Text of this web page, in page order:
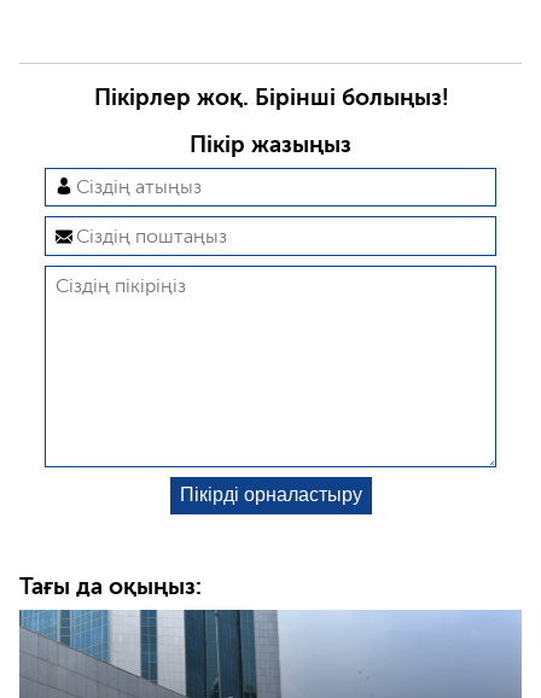
Пікірлер жоқ. Бірінші болыңыз!
Пікір жазыңыз
Тағы да оқыңыз: